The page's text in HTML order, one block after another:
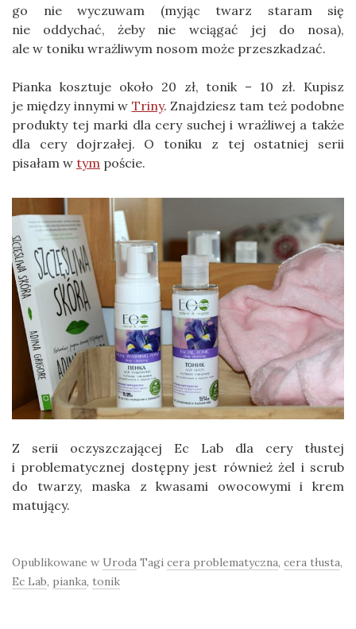
go nie wyczuwam (myjąc twarz staram się
nie oddychać, żeby nie wciągać jej do nosa),
ale w toniku wrażliwym nosom może przeszkadzać.
Pianka kosztuje około 20 zł, tonik – 10 zł. Kupisz
je między innymi w Triny. Znajdziesz tam też podobne
produkty tej marki dla cery suchej i wrażliwej a także
dla cery dojrzałej. O toniku z tej ostatniej serii
pisałam w tym poście.
Z serii oczyszczającej Ec Lab dla cery tłustej
i problematycznej dostępny jest również żel i scrub
do twarzy, maska z kwasami owocowymi i krem
matujący.
Opublikowane w Uroda Tagi cera problematyczna, cera tłusta,
Ec Lab, pianka, tonik